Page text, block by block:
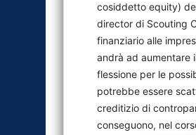
cosiddetto equity)
director di Scouting
finanziario alle
andrà ad aumentare
flessione per le
potrebbe essere
creditizio di
conseguono, nel